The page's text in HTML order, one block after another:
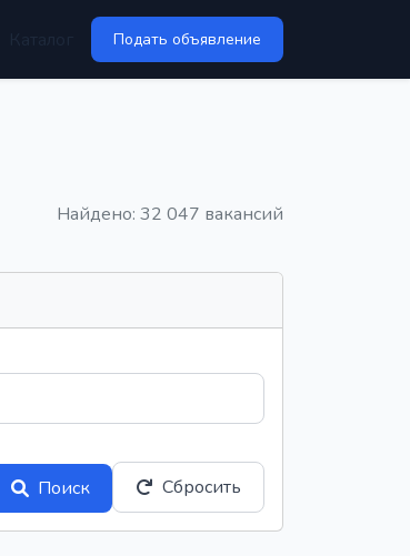
Подать объявление
Найдено: 32 047 вакансий
Поиск
Сбросить